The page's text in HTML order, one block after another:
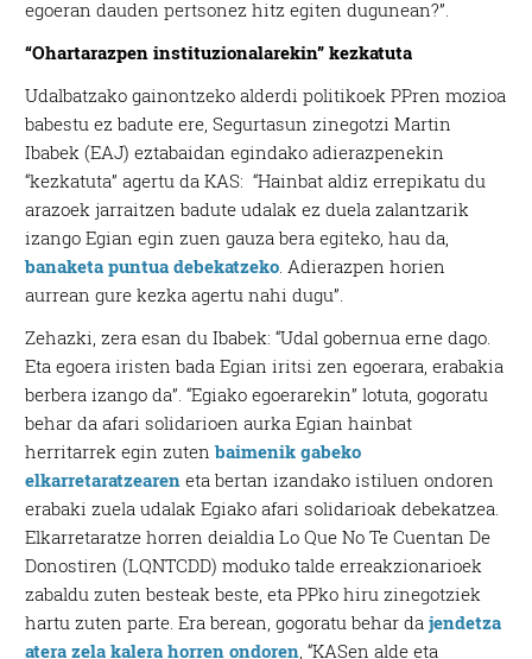
egoeran dauden pertsonez hitz egiten dugunean?”.
“Ohartarazpen instituzionalarekin” kezkatuta
Udalbatzako gainontzeko alderdi politikoek PPren mozioa
babestu ez badute ere, Segurtasun zinegotzi Martin
Ibabek (EAJ) eztabaidan egindako adierazpenekin
“kezkatuta” agertu da KAS: “Hainbat aldiz errepikatu du
arazoek jarraitzen badute udalak ez duela zalantzarik
izango Egian egin zuen gauza bera egiteko, hau da,
banaketa puntua debekatzeko. Adierazpen horien
aurrean gure kezka agertu nahi dugu”.
Zehazki, zera esan du Ibabek: “Udal gobernua erne dago.
Eta egoera iristen bada Egian iritsi zen egoerara, erabakia
berbera izango da”. “Egiako egoerarekin” lotuta, gogoratu
behar da afari solidarioen aurka Egian hainbat
herritarrek egin zutenbaimenik gabeko
elkarretaratzearen eta bertan izandako istiluen ondoren
erabaki zuela udalak Egiako afari solidarioak debekatzea.
Elkarretaratze horren deialdia Lo Que No Te Cuentan De
Donostiren (LQNTCDD) moduko talde erreakzionarioek
zabaldu zuten besteak beste, eta PPko hiru zinegotziek
hartu zuten parte. Era berean, gogoratu behar da jendetza
atera zela kalera horren ondoren, “KASen alde eta